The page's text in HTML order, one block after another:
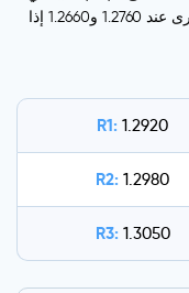
يقف الدعم عند 1.2860، مع وجود مستويات أخرى عند 1.2760 و1.2660 إذا
R1: 1.2920
R2: 1.2980
R3: 1.3050